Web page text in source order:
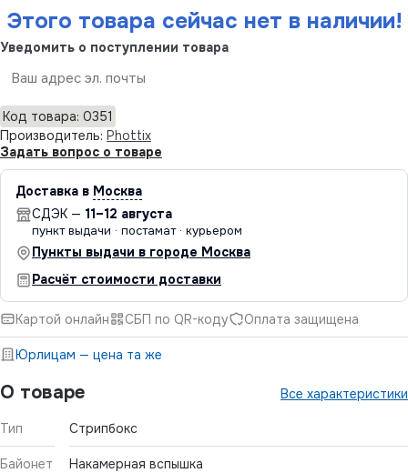
О товаре Все характеристики
Тип Стрипбокс
Байонет Накамерная вспышка
Этого товара сейчас нет в наличии!
Уведомить о поступлении товара
Код товара: 0351
Производитель: Phottix
Задать вопрос о товаре
Доставка в Москва
СДЭК — 11–12 августа
пункт выдачи · постамат · курьером
Пункты выдачи в городе Москва
Расчёт стоимости доставки
Картой онлайн СБП по QR-коду Оплата защищена
Юрлицам — цена та же